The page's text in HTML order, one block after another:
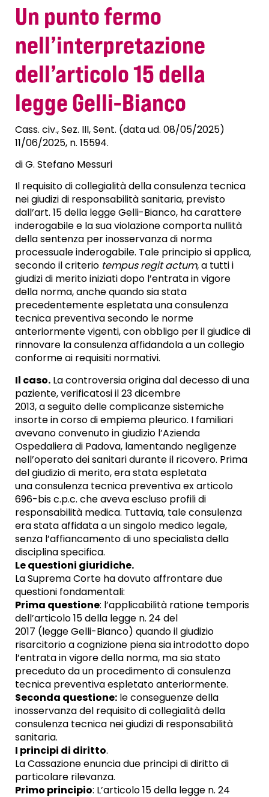
Un punto fermo
nell’interpretazione
dell’articolo 15 della
legge Gelli-Bianco
Cass. civ., Sez. III, Sent. (data ud. 08/05/2025)
11/06/2025, n. 15594.
di G. Stefano Messuri
Il requisito di collegialità della consulenza tecnica
nei giudizi di responsabilità sanitaria, previsto
dall’art. 15 della legge Gelli-Bianco, ha carattere
inderogabile e la sua violazione comporta nullità
della sentenza per inosservanza di norma
processuale inderogabile. Tale principio si applica,
secondo il criterio tempus regit actum,a tutti i
giudizi di merito iniziati dopo l’entrata in vigore
della norma, anche quando sia stata
precedentemente espletata una consulenza
tecnica preventiva secondo le norme
anteriormente vigenti, con obbligo per il giudice di
rinnovare la consulenza affidandola a un collegio
conforme ai requisiti normativi.
Il caso. La controversia origina dal decesso di una
paziente, verificatosi il 23 dicembre
2013, a seguito delle complicanze sistemiche
insorte in corso di empiema pleurico. I familiari
avevano convenuto in giudizio l’Azienda
Ospedaliera di Padova, lamentando negligenze
nell’operato dei sanitari durante il ricovero. Prima
del giudizio di merito, era stata espletata
una consulenza tecnica preventiva ex articolo
696-bis c.p.c. che aveva escluso profili di
responsabilità medica. Tuttavia, tale consulenza
era stata affidata a un singolo medico legale,
senza l’affiancamento di uno specialista della
disciplina specifica.
Le questioni giuridiche.
La Suprema Corte ha dovuto affrontare due
questioni fondamentali:
Prima questione: l’applicabilità ratione temporis
dell’articolo 15 della legge n. 24 del
2017 (legge Gelli-Bianco) quando il giudizio
risarcitorio a cognizione piena sia introdotto dopo
l’entrata in vigore della norma, ma sia stato
preceduto da un procedimento di consulenza
tecnica preventiva espletato anteriormente.
Seconda questione: le conseguenze della
inosservanza del requisito di collegialità della
consulenza tecnica nei giudizi di responsabilità
sanitaria.
I principi di diritto.
La Cassazione enuncia due principi di diritto di
particolare rilevanza.
Primo principio: L’articolo 15 della legge n. 24